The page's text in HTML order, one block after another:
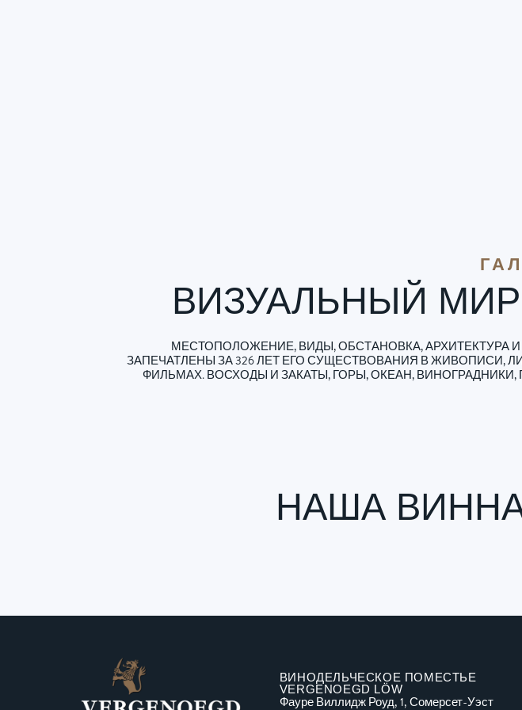
ВИЗУАЛЬНЫЙ МИР
МЕСТОПОЛОЖЕНИЕ, ВИДЫ, ОБСТАНОВКА, АРХИТЕКТУРА
ЗАПЕЧАТЛЕНЫ ЗА 326 ЛЕТ ЕГО СУЩЕСТВОВАНИЯ В ЖИВОПИСИ,
ФИЛЬМАХ. ВОСХОДЫ И ЗАКАТЫ, ГОРЫ, ОКЕАН,
НАША
ВИНОДЕЛЬЧЕСКОЕ ПОМЕСТЬЕ
VERGENOEGD LÖW
Фауре Виллидж Роуд, 1, Сомерсет-Уэст